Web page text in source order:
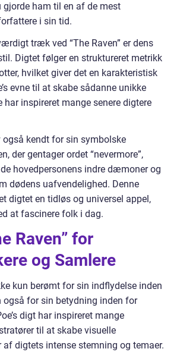
ham til en af de mest
i sin tid.
træk ved “The Raven” er dens
Digtet følger en struktureret metrikk
hvilket giver det en karakteristisk
evne til at skabe sådanne unikke
har inspireret mange senere digtere
også kendt for sin symbolske
der gentager ordet “nevermore”,
hovedpersonens indre dæmoner og
dødens uafvendelighed. Denne
digtet en tidløs og universel appel,
at fascinere folk i dag.
Raven” for
og Samlere
kun berømt for sin indflydelse inden
også for sin betydning inden for
digt har inspireret mange
til at skabe visuelle
digtets intense stemning og temaer.